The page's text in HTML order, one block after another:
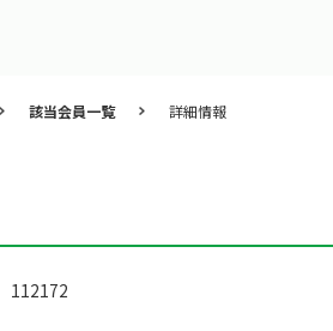
該当会員一覧 詳細情報
112172